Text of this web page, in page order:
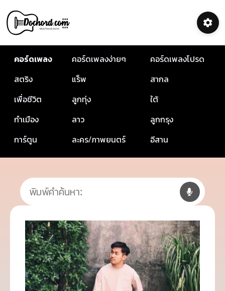
คอร์ดเพลง คอร์ดเพลงง่ายๆ
คอร์ดเพลงโปรด
สตริง
แร็พ
สากล
เพื่อชีวิต
ลูกทุ่ง
ใต้
กำเมือง
ลาว
ลูกกรุง
การ์ตูน
ละคร/ภาพยนตร์ อีสาน